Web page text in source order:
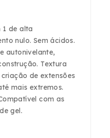
1 de alta
nulo. Sem ácidos.
eautonivelante,
. Textura
de extensões
mais extremos.
com as
gel.